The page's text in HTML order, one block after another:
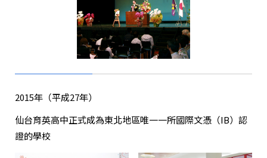
2015年（平成27年）
仙台育英高中正式成為東北地區唯一一所國際文憑（IB）認
證的學校